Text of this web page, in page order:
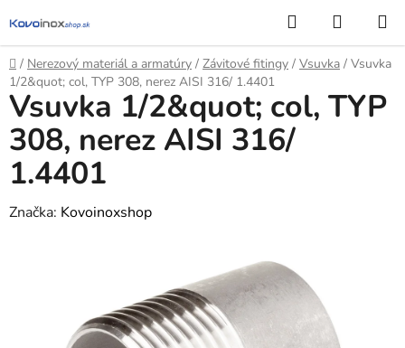
na
obsah
Hľadať
KOŠÍK
Domov
/ Nerezový materiál a armatúry / Závitové fitingy / Vsuvka / Vsuvka
1/2&quot; col, TYP 308, nerez AISI 316/ 1.4401
Vsuvka 1/2&quot; col, TYP
308, nerez AISI 316/
1.4401
Značka: Kovoinoxshop